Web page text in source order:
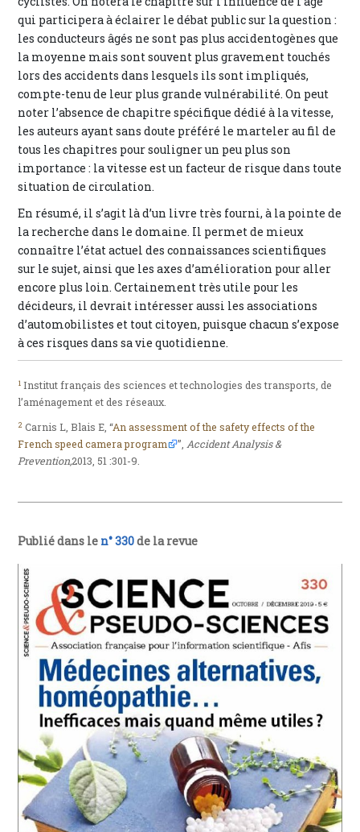
qui participera à éclairer le débat public sur la question :
les conducteurs âgés ne sont pas plus accidentogènes que
la moyenne mais sont souvent plus gravement touchés
lors des accidents dans lesquels ils sont impliqués,
compte-tenu de leur plus grande vulnérabilité. On peut
noter l’absence de chapitre spécifique dédié à la vitesse,
les auteurs ayant sans doute préféré le marteler au fil de
tous les chapitres pour souligner un peu plus son
importance : la vitesse est un facteur de risque dans toute
situation de circulation.
En résumé, il s’agit là d’un livre très fourni, à la pointe de
la recherche dans le domaine. Il permet de mieux
connaître l’état actuel des connaissances scientifiques
sur le sujet, ainsi que les axes d’amélioration pour aller
encore plus loin. Certainement très utile pour les
décideurs, il devrait intéresser aussi les associations
d’automobilistes et tout citoyen, puisque chacun s’expose
à ces risques dans sa vie quotidienne.
1 Institut français des sciences et technologies des transports, de
l’aménagement et des réseaux.
2 Carnis L, Blais E, “An assessment of the safety effects of the
French speed camera program
”,Accident Analysis &
Prevention,2013, 51 :301-9.
Publié dans le n° 330de la revue